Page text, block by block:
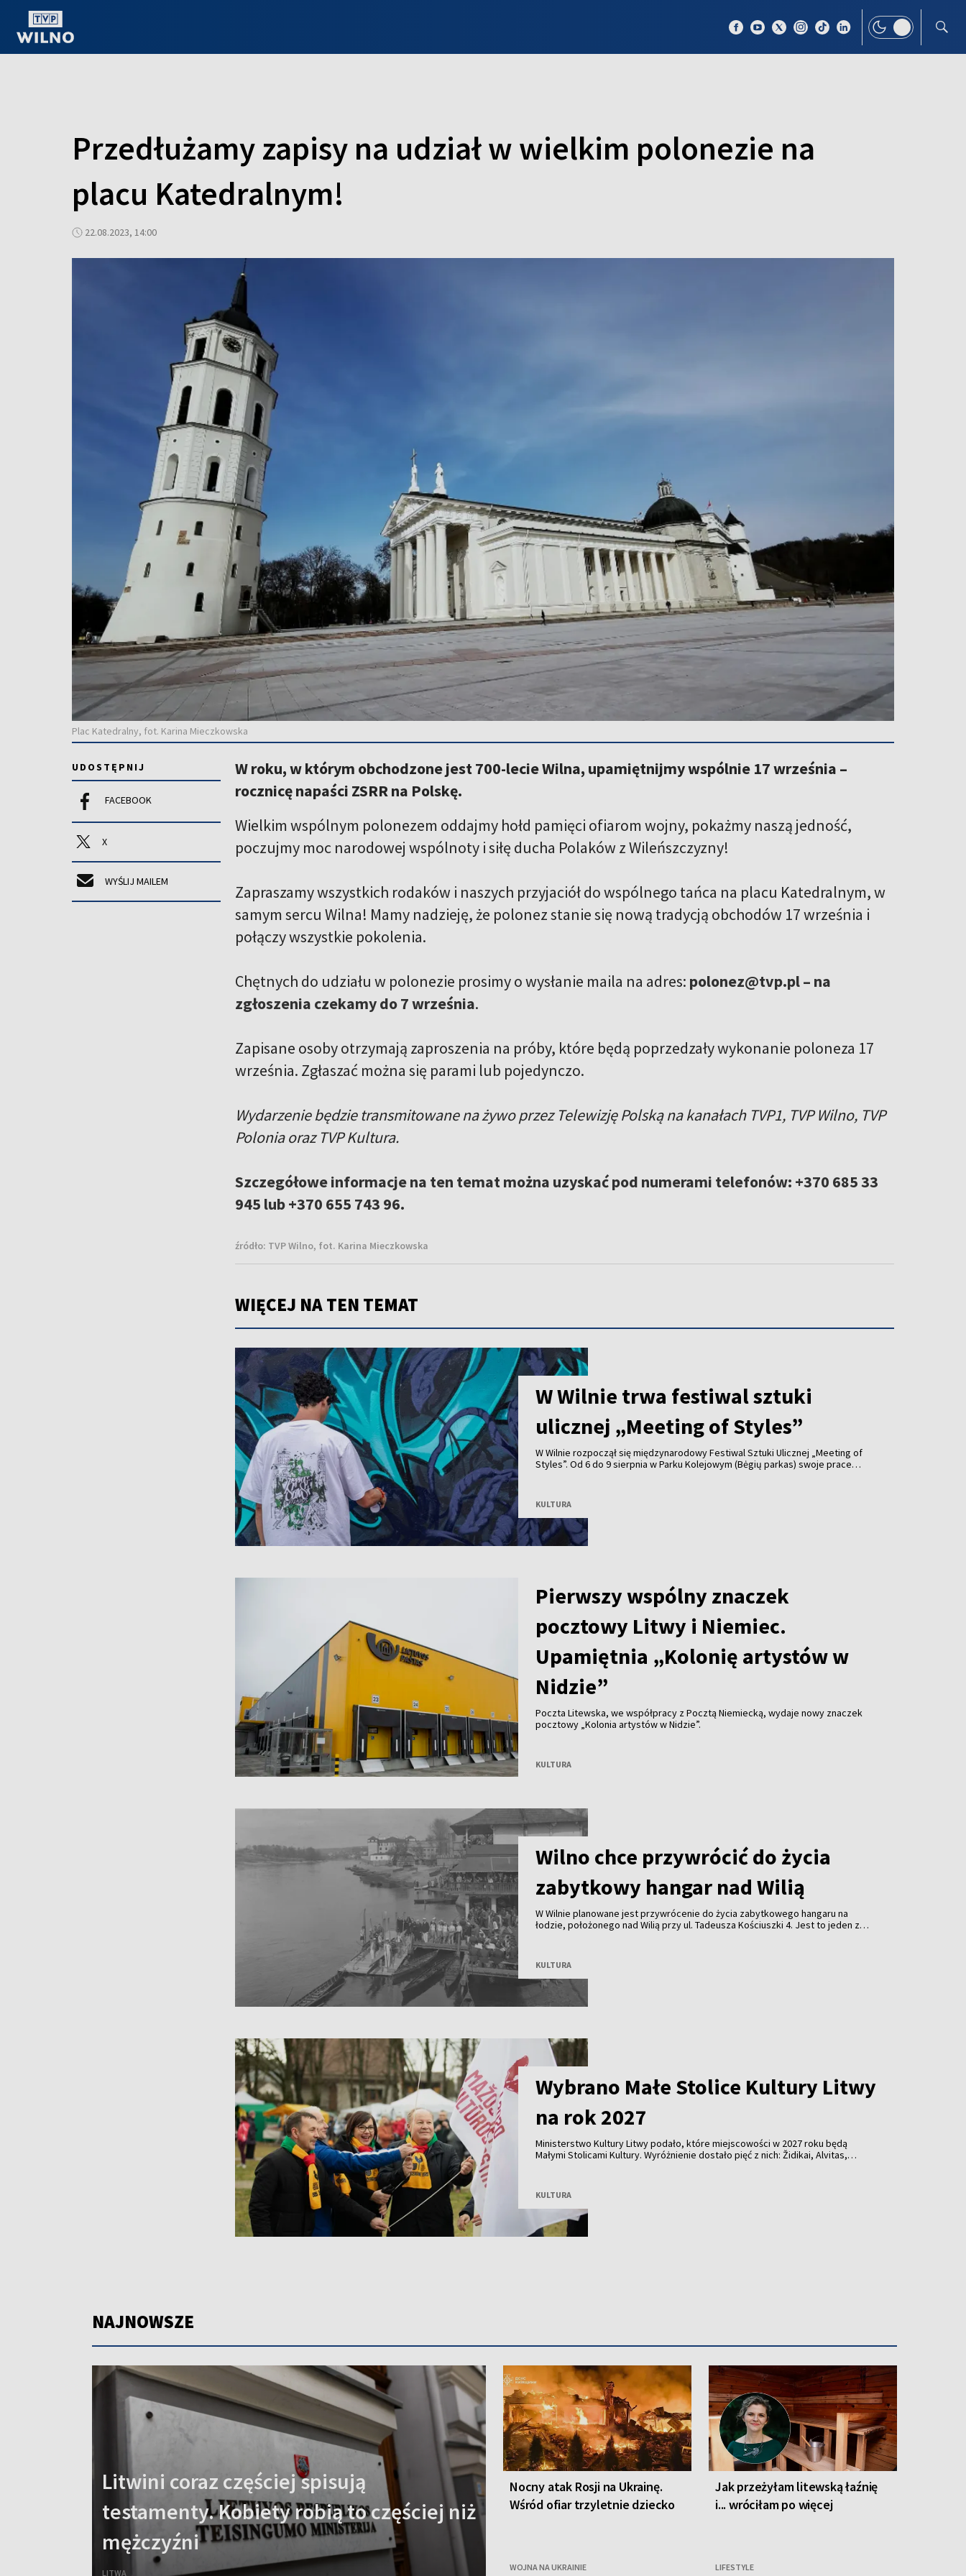
Przedłużamy zapisy na udział w wielkim polonezie na
placu Katedralnym!
22.08.2023, 14:00
Plac Katedralny, fot. Karina Mieczkowska
UDOSTĘPNIJ
FACEBOOK
X
WYŚLIJ MAILEM
W roku, w którym obchodzone jest 700-lecie Wilna, upamiętnijmy wspólnie 17 września –
rocznicę napaści ZSRR na Polskę.
Wielkim wspólnym polonezem oddajmy hołd pamięci ofiarom wojny, pokażmy naszą jedność,
poczujmy moc narodowej wspólnoty i siłę ducha Polaków z Wileńszczyzny!
Zapraszamy wszystkich rodaków i naszych przyjaciół do wspólnego tańca na placu Katedralnym, w
samym sercu Wilna! Mamy nadzieję, że polonez stanie się nową tradycją obchodów 17 września i
połączy wszystkie pokolenia.
Chętnych do udziału w polonezie prosimy o wysłanie maila na adres: polonez@tvp.pl – na
zgłoszenia czekamy do 7 września.
Zapisane osoby otrzymają zaproszenia na próby, które będą poprzedzały wykonanie poloneza 17
września. Zgłaszać można się parami lub pojedynczo.
Wydarzenie będzie transmitowane na żywo przez Telewizję Polską na kanałach TVP1, TVP Wilno, TVP
Polonia oraz TVP Kultura.
Szczegółowe informacje na ten temat można uzyskać pod numerami telefonów: +370 685 33
945 lub +370 655 743 96.
źródło: TVP Wilno, fot. Karina Mieczkowska
WIĘCEJ NA TEN TEMAT
W Wilnie trwa festiwal sztuki
ulicznej „Meeting of Styles”
W Wilnie rozpoczął się międzynarodowy Festiwal Sztuki Ulicznej „Meeting of
Styles”. Od 6 do 9 sierpnia w Parku Kolejowym (Bėgių parkas) swoje prace
KULTURA
Pierwszy wspólny znaczek
pocztowy Litwy i Niemiec.
Upamiętnia „Kolonię artystów w
Nidzie”
Poczta Litewska, we współpracy z Pocztą Niemiecką, wydaje nowy znaczek
pocztowy „Kolonia artystów w Nidzie”.
KULTURA
Wilno chce przywrócić do życia
zabytkowy hangar nad Wilią
W Wilnie planowane jest przywrócenie do życia zabytkowego hangaru na
łodzie, położonego nad Wilią przy ul. Tadeusza Kościuszki 4. Jest to jeden z
KULTURA
Wybrano Małe Stolice Kultury Litwy
na rok 2027
Ministerstwo Kultury Litwy podało, które miejscowości w 2027 roku będą
Małymi Stolicami Kultury. Wyróżnienie dostało pięć z nich: Židikai, Alvitas,
KULTURA
NAJNOWSZE
Litwini coraz częściej spisują
testamenty. Kobiety robią to częściej niż
mężczyźni
LITWA
Nocny atak Rosji na Ukrainę.
Wśród ofiar trzyletnie dziecko
WOJNA NA UKRAINIE
Jak przeżyłam litewską łaźnię
i... wróciłam po więcej
LIFESTYLE